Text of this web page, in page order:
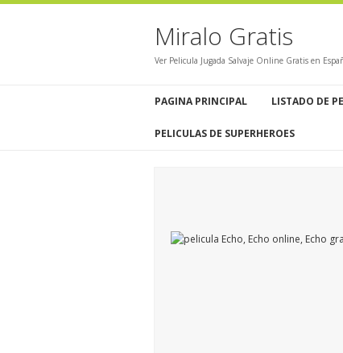
Miralo Gratis
Ver Pelicula Jugada Salvaje Online Gratis en
PAGINA PRINCIPAL LISTADO DE
PELICULAS DE SUPERHEROES